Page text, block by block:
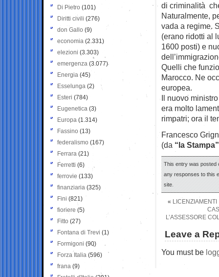
di criminalità
Naturalmente,
vada a regime.
(erano ridotti al
1600 posti) e
Quelli che
Marocco. Ne
europea.
Il nuovo
era molto
rimpatri; ora il
Francesco
(da “la Stampa”
This entry was posted
any responses to this
site.
«
L’ASSESSORE
Leave a
You must be
Di Pietro (101)
Diritti civili (276)
don Gallo (9)
economia (2.331)
elezioni (3.303)
emergenza (3.077)
Energia (45)
Esselunga (2)
Esteri (784)
Eugenetica (3)
Europa (1.314)
Fassino (13)
federalismo (167)
Ferrara (21)
Ferretti (6)
ferrovie (133)
finanziaria (325)
Fini (821)
fioriere (5)
Fitto (27)
Fontana di Trevi (1)
Formigoni (90)
Forza Italia (596)
frana (9)